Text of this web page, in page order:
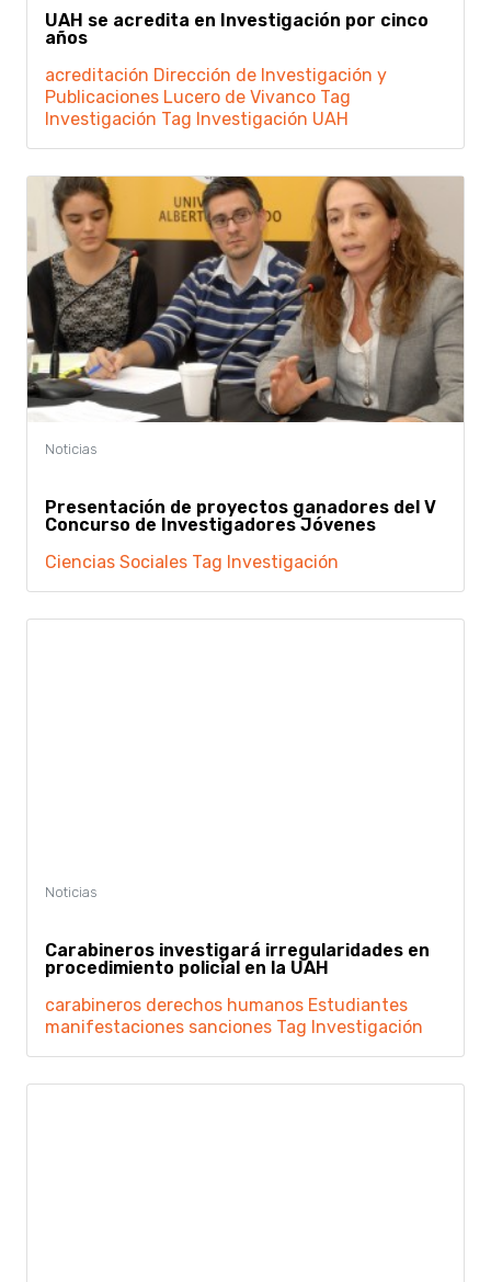
UAH se acredita en Investigación por cinco
años
acreditación Dirección de Investigación y
Publicaciones Lucero de Vivanco Tag
Investigación Tag Investigación UAH
Presentación de proyectos ganadores del V
Concurso de Investigadores Jóvenes
Ciencias Sociales Tag Investigación
Carabineros investigará irregularidades en
procedimiento policial en la UAH
carabineros derechos humanos Estudiantes
manifestaciones sanciones Tag Investigación